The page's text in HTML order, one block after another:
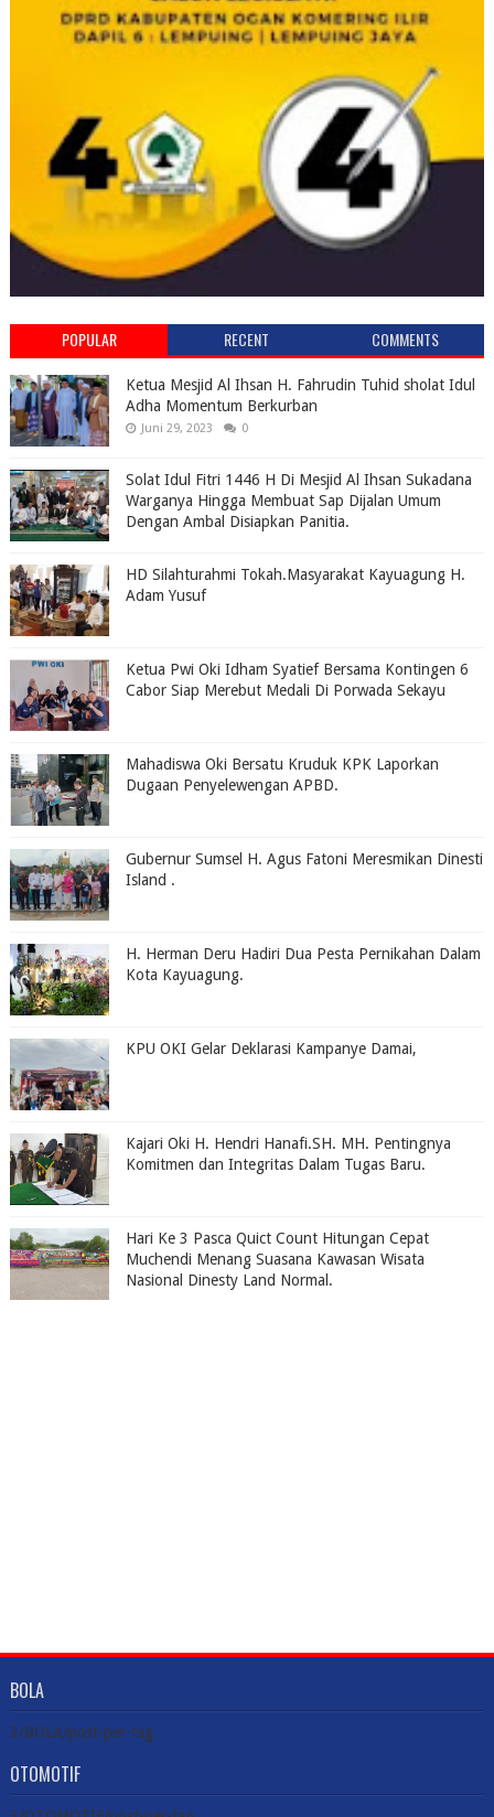
POPULAR RECENT COMMENTS
Ketua Mesjid Al Ihsan H. Fahrudin Tuhid sholat Idul
Adha Momentum Berkurban
Juni 29, 2023 0
Solat Idul Fitri 1446 H Di Mesjid Al Ihsan Sukadana
Warganya Hingga Membuat Sap Dijalan Umum
Dengan Ambal Disiapkan Panitia.
HD Silahturahmi Tokah.Masyarakat Kayuagung H.
Adam Yusuf
Ketua Pwi Oki Idham Syatief Bersama Kontingen 6
Cabor Siap Merebut Medali Di Porwada Sekayu
Mahadiswa Oki Bersatu Kruduk KPK Laporkan
Dugaan Penyelewengan APBD.
Gubernur Sumsel H. Agus Fatoni Meresmikan Dinesti
Island .
H. Herman Deru Hadiri Dua Pesta Pernikahan Dalam
Kota Kayuagung.
KPU OKI Gelar Deklarasi Kampanye Damai,
Kajari Oki H. Hendri Hanafi.SH. MH. Pentingnya
Komitmen dan Integritas Dalam Tugas Baru.
Hari Ke 3 Pasca Quict Count Hitungan Cepat
Muchendi Menang Suasana Kawasan Wisata
Nasional Dinesty Land Normal.
BOLA
3/BOLA/post-per-tag
OTOMOTIF